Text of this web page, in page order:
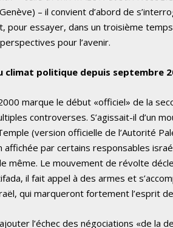
– il convient d’abord de
pour essayer, dans un troisième
pour l’avenir.
climat politique depuis septembre
marque le début «officiel» de la
controverses. S’agissait-il d’un
(version officielle de l’Autorité
affichée par certains responsables
même. Le mouvement de révolte
il fait appel à des armes et
qui marqueront fortement l’esprit
l’échec des négociations «de la